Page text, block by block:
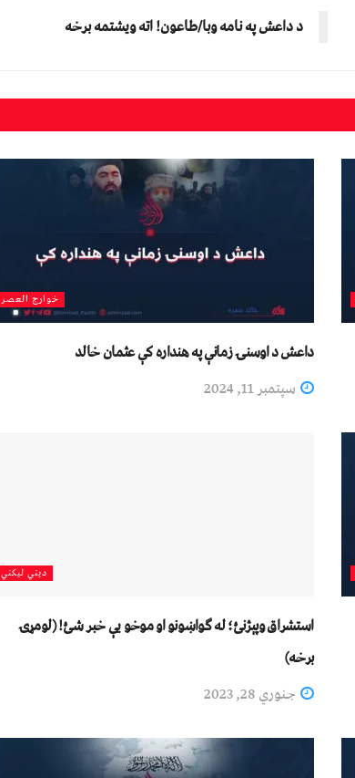
د داعش په نامه وبا/طاعون! اته ویشتمه برخه
خوارج العصر
داعش د اوسنۍ زمانې په هنداره کې عثمان خالد
سپتمبر 11, 2024
دیني لیکني
استشراق وپېژنئ؛ له ګواښونو او موخو یې خبر شئ! (لومړۍ
برخه)
جنوري 28, 2023